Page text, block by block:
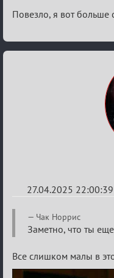
XIX
ТПК.
Повезло, я вот больше
27.04.2025 22:00:39
Re:
Разговоры
XIX
Чак Норрис
Заметно, что ты
Все слишком малы в